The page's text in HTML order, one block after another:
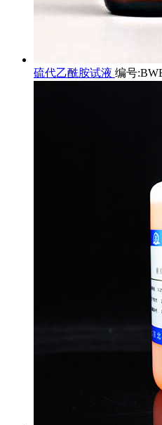
硫代乙酰胺试液 编号